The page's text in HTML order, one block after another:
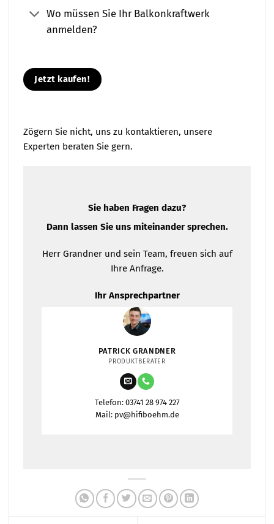
Wo müssen Sie Ihr Balkonkraftwerk
anmelden?
Jetzt kaufen!
Zögern Sie nicht, uns zu kontaktieren, unsere
Experten beraten Sie gern.
Sie haben Fragen dazu?
Dann lassen Sie uns miteinander sprechen.
Herr Grandner und sein Team, freuen sich auf
Ihre Anfrage.
Ihr Ansprechpartner
PATRICK GRANDNER
PRODUKTBERATER
Telefon: 03741 28 974 227
Mail: pv@hifiboehm.de